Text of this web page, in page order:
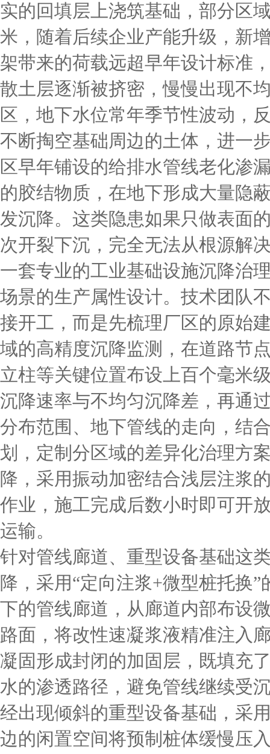
实的回填层上浇筑基础，部分区
米，随着后续企业产能升级，新
架带来的荷载远超早年设计标准
散土层逐渐被挤密，慢慢出现不
区，地下水位常年季节性波动，
不断掏空基础周边的土体，进一
区早年铺设的给排水管线老化渗
的胶结物质，在地下形成大量隐
发沉降。这类隐患如果只做表面
次开裂下沉，完全无法从根源解
一套专业的工业基础设施沉降治
场景的生产属性设计。技术团队
接开工，而是先梳理厂区的原始
域的高精度沉降监测，在道路节
立柱等关键位置布设上百个毫米
沉降速率与不均匀沉降差，再通
分布范围、地下管线的走向，结
划，定制分区域的差异化治理方
降，采用振动加密结合浅层注浆
作业，施工完成后数小时即可开
运输。
针对管线廊道、重型设备基础这
降，采用“定向注浆+微型桩托换
下的管线廊道，从廊道内部布设
路面，将改性速凝浆液精准注入
凝固形成封闭的加固层，既填充
水的渗透路径，避免管线继续受
经出现倾斜的重型设备基础，采
边的闲置空间将预制桩体缓慢压